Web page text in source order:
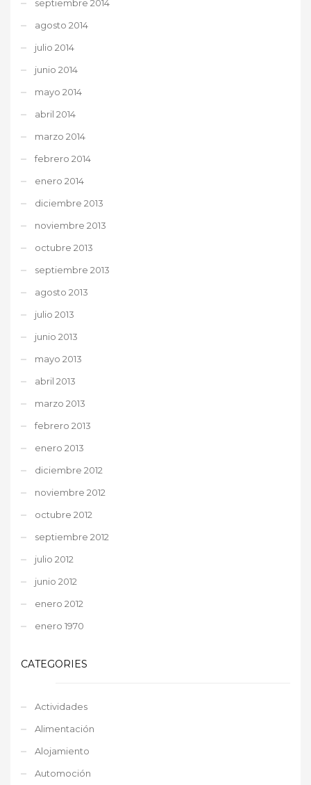
septiembre 2014
agosto 2014
julio 2014
junio 2014
mayo 2014
abril 2014
marzo 2014
febrero 2014
enero 2014
diciembre 2013
noviembre 2013
octubre 2013
septiembre 2013
agosto 2013
julio 2013
junio 2013
mayo 2013
abril 2013
marzo 2013
febrero 2013
enero 2013
diciembre 2012
noviembre 2012
octubre 2012
septiembre 2012
julio 2012
junio 2012
enero 2012
enero 1970
CATEGORIES
Actividades
Alimentación
Alojamiento
Automoción